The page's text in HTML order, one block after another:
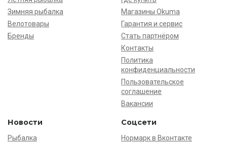
Зимняя рыбалка
Велотовары
Бренды
Магазины Okuma
Гарантия и сервис
Стать партнёром
Контакты
Политика
конфиденциальности
Пользовательское
соглашение
Вакансии
Новости
Рыбалка
Соцсети
Нормарк в Вконтакте